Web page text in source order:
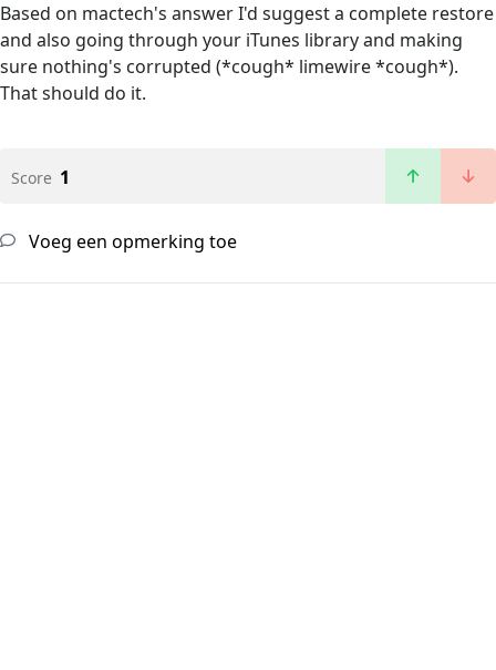
Based on mactech's answer I'd suggest a complete restore
and also going through your iTunes library and making
sure nothing's corrupted (*cough* limewire *cough*).
That should do it.
Score 1
Voeg een opmerking toe